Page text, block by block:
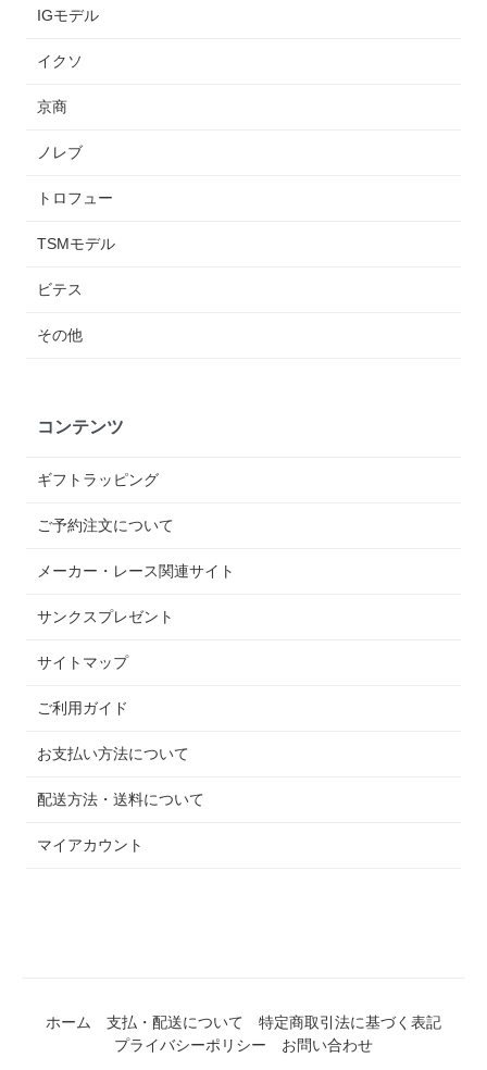
IGモデル
イクソ
京商
ノレブ
トロフュー
TSMモデル
ビテス
その他
コンテンツ
ギフトラッピング
ご予約注文について
メーカー・レース関連サイト
サンクスプレゼント
サイトマップ
ご利用ガイド
お支払い方法について
配送方法・送料について
マイアカウント
ホーム 支払・配送について
特定商取引法に基づく表記
プライバシーポリシー
お問い合わせ